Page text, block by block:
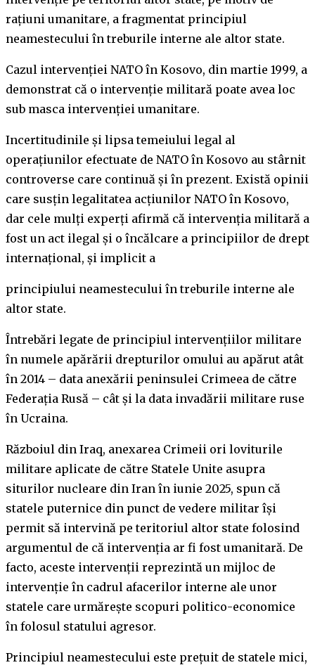
rațiuni umanitare, a fragmentat principiul
neamestecului în treburile interne ale altor state.
Cazul intervenției NATO în Kosovo, din martie 1999, a
demonstrat că o intervenție militară poate avea loc
sub masca intervenției umanitare.
Incertitudinile și lipsa temeiului legal al
operațiunilor efectuate de NATO în Kosovo au stârnit
controverse care continuă și în prezent. Există opinii
care susțin legalitatea acțiunilor NATO în Kosovo,
dar cele mulți experți afirmă că intervenția militară a
fost un act ilegal și o încălcare a principiilor de drept
internațional, și implicit a
principiului neamestecului în treburile interne ale
altor state.
Întrebări legate de principiul intervențiilor militare
în numele apărării drepturilor omului au apărut atât
în 2014 – data anexării peninsulei Crimeea de către
Federația Rusă – cât și la data invadării militare ruse
în Ucraina.
Războiul din Iraq, anexarea Crimeii ori loviturile
militare aplicate de către Statele Unite asupra
siturilor nucleare din Iran în iunie 2025, spun că
statele puternice din punct de vedere militar își
permit să intervină pe teritoriul altor state folosind
argumentul de că intervenția ar fi fost umanitară. De
facto, aceste intervenții reprezintă un mijloc de
intervenție în cadrul afacerilor interne ale unor
statele care urmărește scopuri politico-economice
în folosul statului agresor.
Principiul neamestecului este prețuit de statele mici,